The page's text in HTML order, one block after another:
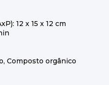
12 x 15 x 12 cm
Composto orgânico